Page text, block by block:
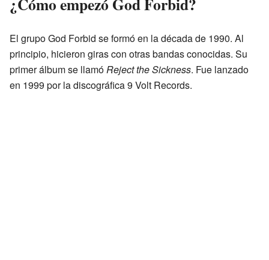
El grupo God Forbid se formó en la década de 1990. Al
principio, hicieron giras con otras bandas conocidas. Su
primer álbum se llamóReject the Sickness. Fue lanzado
en 1999 por la discográfica 9 Volt Records.